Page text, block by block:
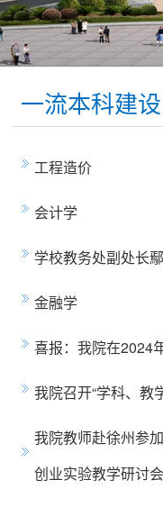
一流本科建设
工程造价
会计学
学校教务处副处长
金融学
喜报：我院在2024
我院召开“学科、教
我院教师赴徐州参
创业实验教学研讨会